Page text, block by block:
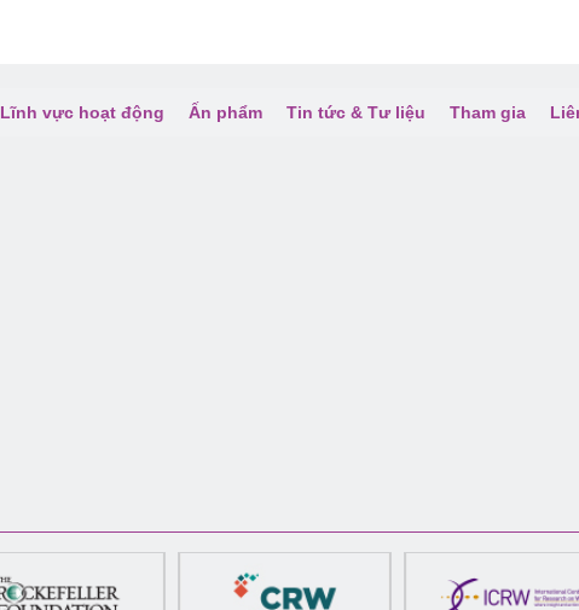
Lĩnh vực hoạt động Ấn phẩm Tin tức & Tư liệu Tham gia